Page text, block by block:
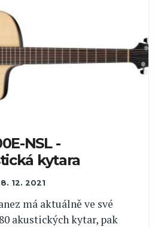
NSL -
kytara
12. 2021
má aktuálně ve své
akustických kytar, pak